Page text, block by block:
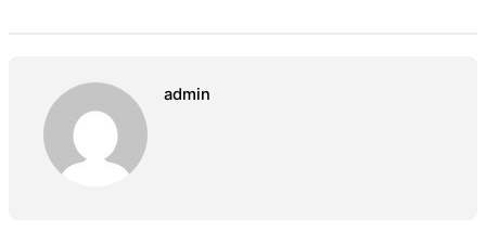
admin